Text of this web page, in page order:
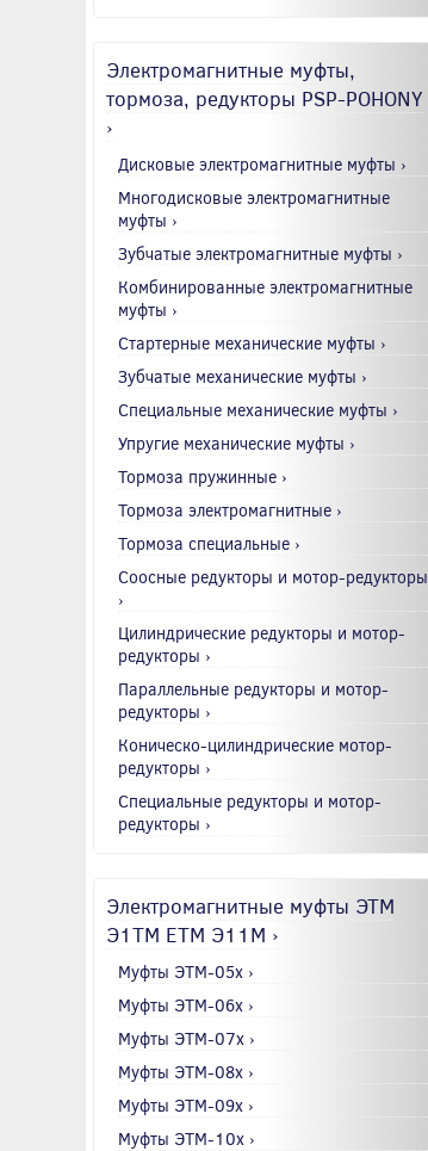
Электромагнитные муфты,
тормоза, редукторы PSP-POHONY
›
Дисковые электромагнитные муфты ›
Многодисковые электромагнитные
муфты ›
Зубчатые электромагнитные муфты ›
Комбинированные электромагнитные
муфты ›
Стартерные механические муфты ›
Зубчатые механические муфты ›
Специальные механические муфты ›
Упругие механические муфты ›
Тормоза пружинные ›
Тормоза электромагнитные ›
Тормоза специальные ›
Соосные редукторы и мотор-редукторы
›
Цилиндрические редукторы и мотор-
редукторы ›
Параллельные редукторы и мотор-
редукторы ›
Коническо-цилиндрические мотор-
редукторы ›
Специальные редукторы и мотор-
редукторы ›
Электромагнитные муфты ЭТМ
Э1ТМ ETM Э11М ›
Муфты ЭТМ-05x ›
Муфты ЭТМ-06x ›
Муфты ЭТМ-07x ›
Муфты ЭТМ-08x ›
Муфты ЭТМ-09x ›
Муфты ЭТМ-10x ›